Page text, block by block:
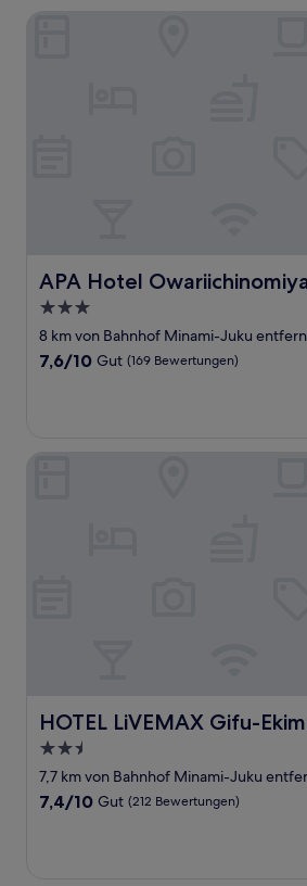
Bewertungen)
APA Hotel
APA Hotel Owariichinomiya
3.0-
Sterne-
Unterkunft
8 km von Bahnhof Minami-Juku
7.6
Bewertungen)
7,6/10 Gut (169 Bewertungen)
HOTEL LiVEMAX Gifu-
HOTEL LiVEMAX Gifu-Ekimae
2.5-
Sterne-
Unterkunft
7,7 km von Bahnhof Minami-Juku
7.4
7,4/10 Gut (212 Bewertungen)